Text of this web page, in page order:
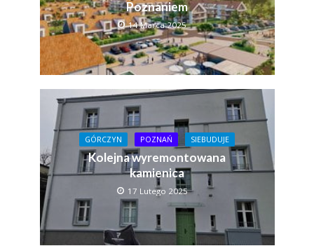
Poznaniem
14 Marca 2025
GÓRCZYN POZNAŃ SIEBUDUJE
Kolejna wyremontowana
kamienica
17 Lutego 2025